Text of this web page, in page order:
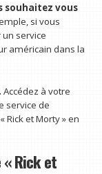
souhaitez vous
si vous
service
américain dans la
Accédez à votre
service de
et Morty » en
« Rick et